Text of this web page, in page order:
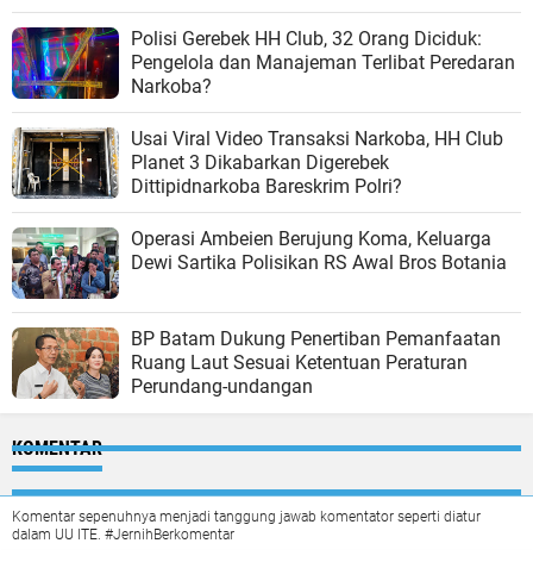
Polisi Gerebek HH Club, 32 Orang Diciduk:
Pengelola dan Manajeman Terlibat Peredaran
Narkoba?
Usai Viral Video Transaksi Narkoba, HH Club
Planet 3 Dikabarkan Digerebek
Dittipidnarkoba Bareskrim Polri?
Operasi Ambeien Berujung Koma, Keluarga
Dewi Sartika Polisikan RS Awal Bros Botania
BP Batam Dukung Penertiban Pemanfaatan
Ruang Laut Sesuai Ketentuan Peraturan
Perundang-undangan
KOMENTAR
Komentar sepenuhnya menjadi tanggung jawab komentator seperti diatur
dalam UU ITE. #JernihBerkomentar